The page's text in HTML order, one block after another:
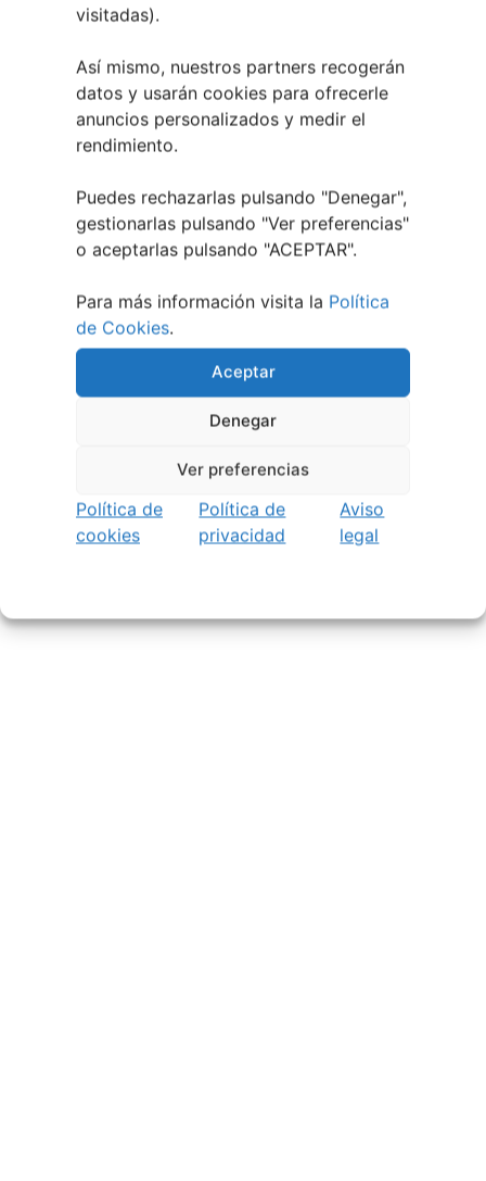
visitadas).
Así mismo, nuestros partners recogerán
datos y usarán cookies para ofrecerle
anuncios personalizados y medir el
rendimiento.
Puedes rechazarlas pulsando "Denegar",
gestionarlas pulsando "Ver preferencias"
o aceptarlas pulsando "ACEPTAR".
Para más información visita la Política
de Cookies.
Aceptar
Denegar
Ver preferencias
Política de
cookies
Política de
privacidad
Aviso
legal
Berete Rock 2026 | Festival de Rock de
Chapela
28 julio, 2026
Noticias de Ourenseplan
Festival Noites Teatrais de Vilamarín 2026
Verano Cultural de Seixalbo 2026
A bailar! | Espectáculo en Baños de Molga
mayo, 2026
Así serán las Fiestas de la Peregrina 2026 4